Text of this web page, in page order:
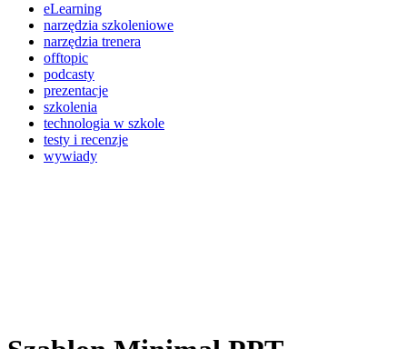
eLearning
narzędzia szkoleniowe
narzędzia trenera
offtopic
podcasty
prezentacje
szkolenia
technologia w szkole
testy i recenzje
wywiady